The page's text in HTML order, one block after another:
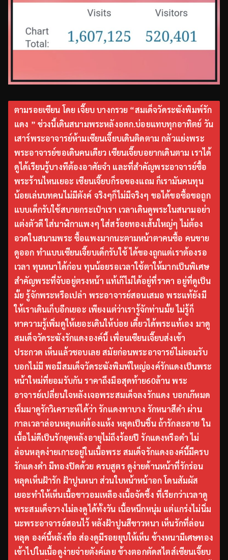
ตามรอยเซียน โดย เจี๊ยบ บางกรวย “สมเด็จวัดระฆังพิมพ์รัก
แดง ” ช่วงนี้เดินสนามพระหลังอตก.บ่อยแทบทุกอาทิตย์ วัน
เสาร์พระอาจารย์ห้ามเซียนเจี๊ยบเดินติดตาม กลัวแย่งพระ
พระอาจารย์ขอเดินคนเดียว เซียนเจี๊ยบอยากเดินตาม เราได้
ดูได้เรียนรู้บางทีต้องอาศัยจำ และที่สำคัญพระอาจารย์ซื้อ
พระร้านไหนเยอะ เซียนเจี๊ยบก็รอของแถม ก็เรามันคนทุน
น้อยเล่นบทคนไม่มีตังค์ จริงๆก็ไม่มีจริงๆ ขอได้ขอซื้อขอถูก
แบบเด็กรับใช้สบายกระเป๋าเรา เวลาเดินดูพระในสนามอย่า
แต่งตัวดี ใส่นาฬิกาแพงๆ ใส่สร้อยทองเส้นใหญ่ๆ ไม่ต้อง
อวดในสนามพระ ซื้อแพงมากนะตามหน้าตาคนซื้อ คนขาย
ดูออก ทำแบบเซียนเจี๊ยบเด็กรับใช้ ได้ของถูกแต่เราต้องรอ
เวลา ทุนหนาได้ก่อน ทุนน้อยรอเวลาใช้ตาให้มากเป็นพิเศษ
สำคัญพระที่จับอยู่ตรงหน้า แท้เก๊ไม่ได้อยู่ที่ราคา อยู่ที่ดูเป็น
มั้ย รู้จักพระหรือเปล่า พระอาจารย์สอนเสมอ พระแท้ยังมี
ให้เราเดินเก็บอีกเยอะ เพียงแต่ว่าเรารู้จักท่านมั้ย ไม่รู้ก็
หาความรู้เพิ่มดูให้เยอะเดินให้บ่อย เดี๋ยวได้พระแท้เอง มาดู
สมเด็จวัดระฆังรักแดงองค์นี้ เพื่อนเซียนเจี๊ยบส่งเข้า
ประกวด เห็นแล้วชอบเลย สมัยก่อนพระอาจารย์ไม่ยอมรับ
บอกไม่มี พอมีสมเด็จวัดระฆังพิมพ์ใหญ่องค์รักแดงเป็นพระ
หน้าใหม่ที่ยอมรับกัน ราคาถึงมือสุดท้าย60ล้าน พระ
อาจารย์เปลี่ยนใจหลังเจอพระสมเด็จลงรักแดง บอกเก๊หมด
เริ่มมาดูรักวิเคราะห์ได้ว่า รักแดงทาบาง รักหนาสีดำ ผ่าน
กาลเวลาล่อนหลุดแต่ต้องแห้ง หลุดเป็นชิ้น ถ้ารักละลาย ใน
เนื้อไม่ดีเป็นรักยุคหลังอายุไม่ถึงร้อยปี รักแดงหรือดำ ไม่
ล่อนหลุดง่ายเกาะอยู่ในเนื้อพระ สมเด็จรักแดงองค์นี้มีครบ
รักแดงดำ มีทองปิดด้วย ครบสูตร ดูง่ายด้านหน้าที่รักร่อน
หลุดเห็นฝ้ารัก ฝ้าปูนหนา ส่วนใบหน้าหน้าอก โดนสัมผัส
เยอะทำให้เห็นเนื้อขาวอมเหลืองเนื้อจัดซึ้ง ที่เรียกว่าเวลาดู
พระสมเด็จวางไม่ลงดูได้ทั้งวัน เนื้อหนึกหนุ่ม แต่แกร่งไม่นิ่ม
นะพระอาจารย์สอนไว้ หลังฝ้าปูนสีขาวหนา เห็นรักที่ล่อน
หลุด องค์นี้หลังทื่อ ส่องดูมีรอยยุบให้เห็น ข้างหนามีเศษทอง
เข้าไปในเนื้อดูง่ายจ่ายตังค์เลย ข้างตอกตัดสไตส์เซียนเจี๊ยบ